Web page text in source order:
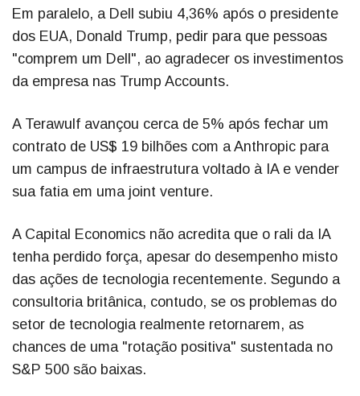
Em paralelo, a Dell subiu 4,36% após o presidente
dos EUA, Donald Trump, pedir para que pessoas
"comprem um Dell", ao agradecer os investimentos
da empresa nas Trump Accounts.
A Terawulf avançou cerca de 5% após fechar um
contrato de US$ 19 bilhões com a Anthropic para
um campus de infraestrutura voltado à IA e vender
sua fatia em uma joint venture.
A Capital Economics não acredita que o rali da IA
tenha perdido força, apesar do desempenho misto
das ações de tecnologia recentemente. Segundo a
consultoria britânica, contudo, se os problemas do
setor de tecnologia realmente retornarem, as
chances de uma "rotação positiva" sustentada no
S&P 500 são baixas.